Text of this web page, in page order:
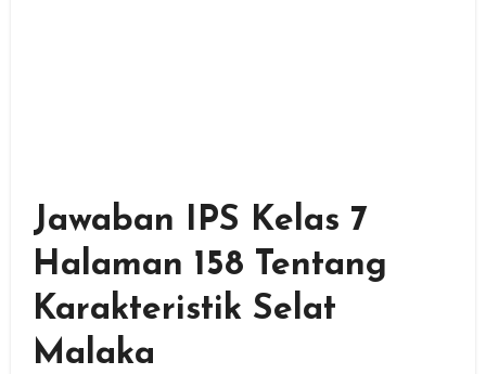
Jawaban IPS Kelas 7
Halaman 158 Tentang
Karakteristik Selat
Malaka